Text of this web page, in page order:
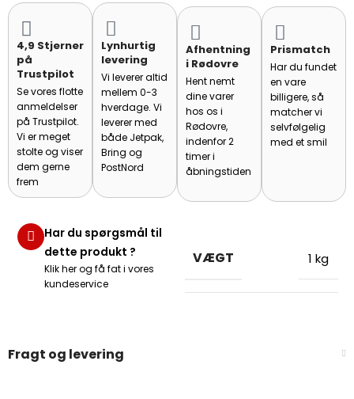
4,9 Stjerner
på
Trustpilot
Se vores flotte
anmeldelser
på Trustpilot.
Vi er meget
stolte og viser
dem gerne
frem
Lynhurtig
levering
Vi leverer altid
mellem 0-3
hverdage. Vi
leverer med
både Jetpak,
Bring og
PostNord
Afhentning
i Rødovre
Hent nemt
dine varer
hos os i
Rødovre,
indenfor 2
timer i
åbningstiden
Prismatch
Har du fundet
en vare
billigere, så
matcher vi
selvfølgelig
med et smil
Har du spørgsmål til
dette produkt ?
Klik her og få fat i vores
kundeservice
VÆGT 1 kg
Fragt og levering